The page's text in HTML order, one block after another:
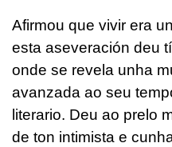
Afirmou que vivir era
esta aseveración deu
onde se revela unha
avanzada ao seu
literario. Deu ao prelo
de ton intimista e